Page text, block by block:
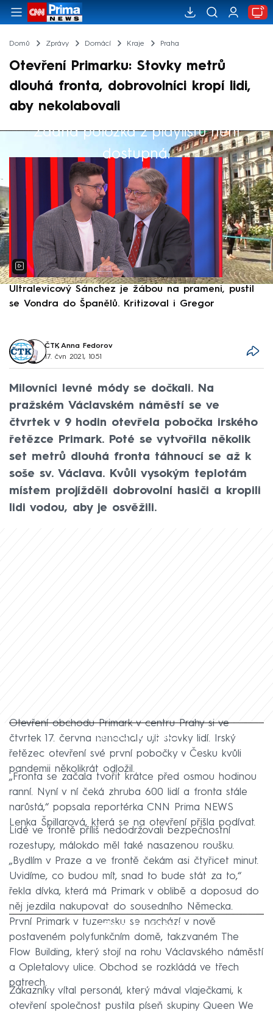
Domů Zprávy Domácí Kraje Praha
Otevření Primarku: Stovky metrů
dlouhá fronta, dobrovolníci kropí lidi,
aby nekolabovali
Žádná položka z playlistu není
dostupná.
Výběr redakce
Ultralevicový Sánchez je žábou na prameni, pustil
se Vondra do Španělů. Kritizoval i Gregor
ČTK, Anna Fedorov
17. čvn 2021, 10:51
Milovníci levné módy se dočkali. Na
pražském Václavském náměstí se ve
čtvrtek v 9 hodin otevřela pobočka irského
řetězce Primark. Poté se vytvořila několik
set metrů dlouhá fronta táhnoucí se až k
soše sv. Václava. Kvůli vysokým teplotám
místem projížděli dobrovolní hasiči a kropili
lidi vodou, aby je osvěžili.
Failed to fetch
Otevření obchodu Primark v centru Prahy si ve
čtvrtek 17. června nenechaly ujít stovky lidí. Irský
řetězec otevření své první pobočky v Česku kvůli
pandemii několikrát odložil.
„Fronta se začala tvořit krátce před osmou hodinou
ranní. Nyní v ní čeká zhruba 600 lidí a fronta stále
narůstá,“ popsala reportérka CNN Prima NEWS
Lenka Špillarová, která se na otevření přišla podívat.
Lidé ve frontě příliš nedodržovali bezpečnostní
rozestupy, málokdo měl také nasazenou roušku.
„Bydlím v Praze a ve frontě čekám asi čtyřicet minut.
Uvidíme, co budou mít, snad to bude stát za to,“
řekla dívka, která má Primark v oblibě a doposud do
něj jezdila nakupovat do sousedního Německa.
Failed to fetch
První Primark v tuzemsku se nachází v nově
postaveném polyfunkčním domě, takzvaném The
Flow Building, který stojí na rohu Václavského náměstí
a Opletalovy ulice. Obchod se rozkládá ve třech
patrech.
Zákazníky vítal personál, který mával vlaječkami, k
otevření společnost pustila píseň skupiny Queen We